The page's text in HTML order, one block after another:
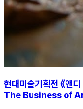
현대미술기획전 《앤
The Business of